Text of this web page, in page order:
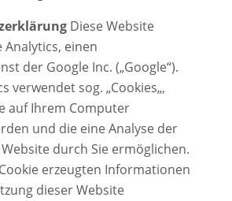
Diese Website
einen
der Google Inc. („Google“).
verwendet sog. „Cookies„,
auf Ihrem Computer
und die eine Analyse der
durch Sie ermöglichen.
erzeugten Informationen
dieser Website